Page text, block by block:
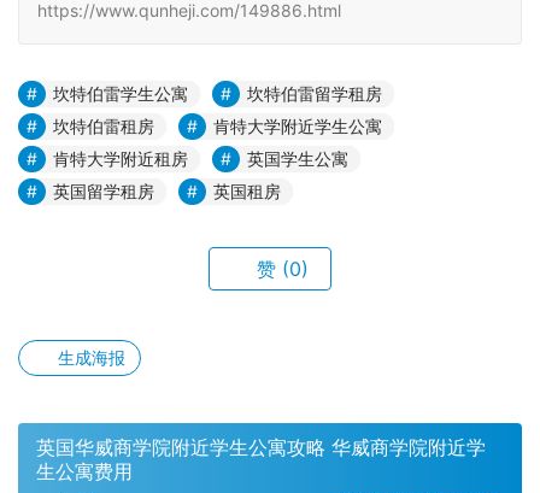
https://www.qunheji.com/149886.html
坎特伯雷学生公寓
坎特伯雷留学租房
坎特伯雷租房
肯特大学附近学生公寓
肯特大学附近租房
英国学生公寓
英国留学租房
英国租房
赞 (0)
生成海报
英国华威商学院附近学生公寓攻略 华威商学院附近学
生公寓费用